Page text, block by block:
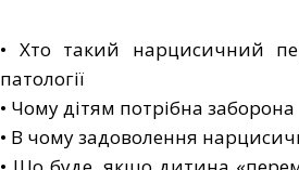
• Хто такий нарцисичний
патології
• Чому дітям потрібна заборона
• В чому задоволення